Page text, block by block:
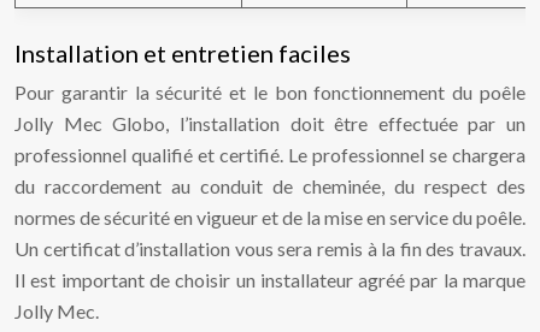
Installation et entretien faciles
Pour garantir la sécurité et le bon fonctionnement du poêle
Jolly Mec Globo, l’installation doit être effectuée par un
professionnel qualifié et certifié. Le professionnel se chargera
du raccordement au conduit de cheminée, du respect des
normes de sécurité en vigueur et de la mise en service du poêle.
Un certificat d’installation vous sera remis à la fin des travaux.
Il est important de choisir un installateur agréé par la marque
Jolly Mec.